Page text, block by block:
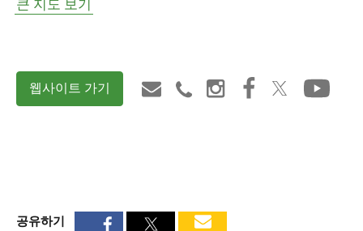
큰 지도 보기
웹사이트 가기
공유하기